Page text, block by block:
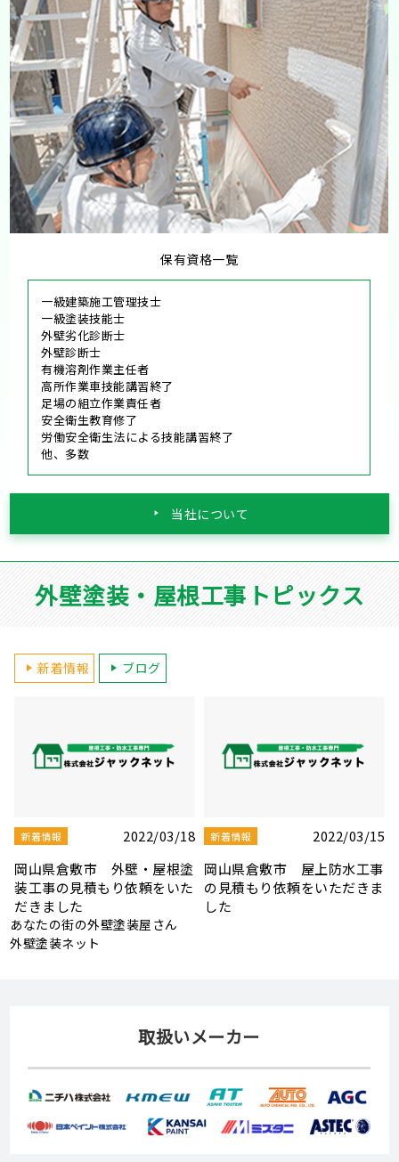
保有資格一覧
一級建築施工管理技士
一級塗装技能士
外壁劣化診断士
外壁診断士
有機溶剤作業主任者
高所作業車技能講習終了
足場の組立作業責任者
安全衛生教育修了
労働安全衛生法による技能講習終了
他、多数
当社について
外壁塗装・屋根工事トピックス
新着情報 ブログ
新着情報
2022/03/10
岡山県岡山市 雨漏り修理の
見積もり依頼をいただきまし
た
新着情報
2022/03/08
岡山県岡山市 屋根板金・シ
ーリング補修工事の見積もり
依頼をいただきました
あなたの街の外壁塗装屋さん
外壁塗装ネット
取扱いメーカー